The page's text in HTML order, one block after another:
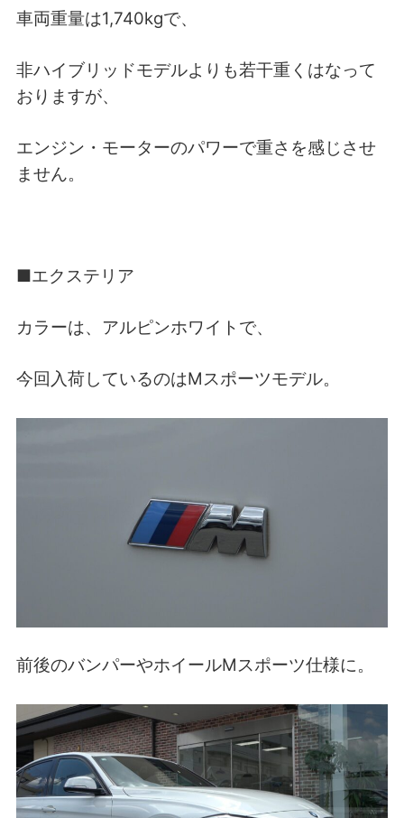
車両重量は1,740kgで、
非ハイブリッドモデルよりも若干重くはなって
おりますが、
エンジン・モーターのパワーで重さを感じさせ
ません。
■エクステリア
カラーは、アルピンホワイトで、
今回入荷しているのはMスポーツモデル。
前後のバンパーやホイールMスポーツ仕様に。